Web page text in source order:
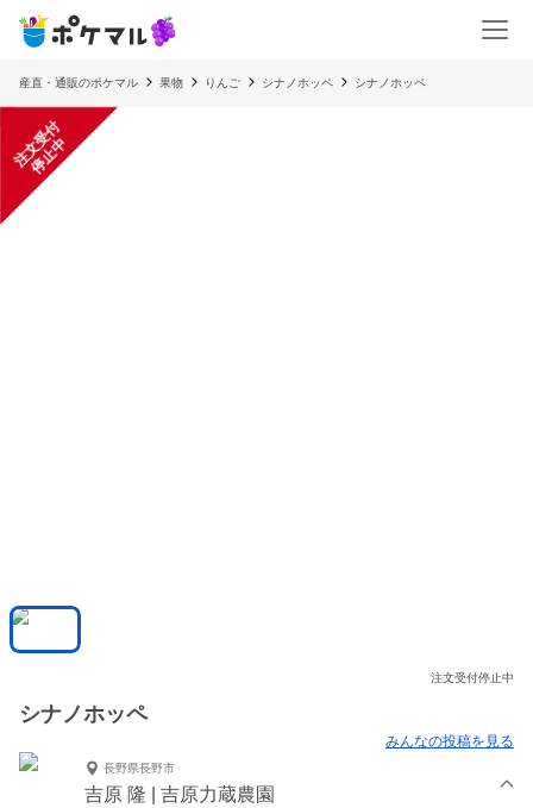
産直・通販のポケマル 果物 りんご シナノホッペ シナノホッペ
注
文
受
付
停
止
中
注文受付停止中
シナノホッペ
みんなの投稿を見る
長野県長野市
吉原 隆 | 吉原力蔵農園